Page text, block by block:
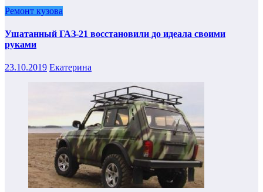
Ремонт кузова
Ушатанный ГАЗ-21 восстановили до идеала своими
руками
23.10.2019 Екатерина